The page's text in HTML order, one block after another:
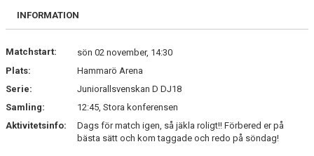
KALENDER
MATCHER
BILDGALLERI
INFORMATION
Matchstart:
sön 02 november, 14:30
Plats:
Hammarö Arena
Serie:
Juniorallsvenskan D DJ18
Samling:
12:45, Stora konferensen
Aktivitetsinfo:
Dags för match igen, så jäkla roligt!! Förbered er på
bästa sätt och kom taggade och redo på söndag!